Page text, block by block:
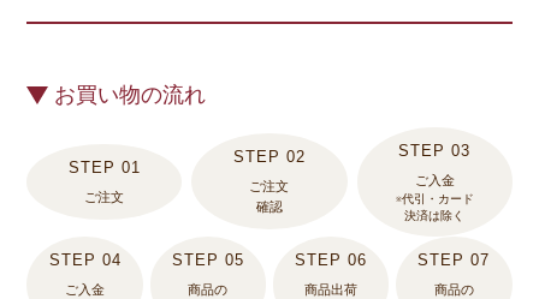
お買い物の流れ
ご注文
ご注文
確認
ご入金
※代引・カード
決済は除く
ご入金
商品の
商品出荷
商品の